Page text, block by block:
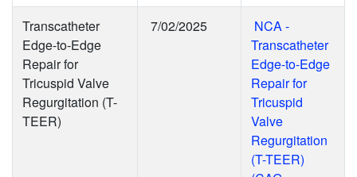
Transcatheter
Edge-to-Edge
Repair for
Tricuspid Valve
Regurgitation (T-
TEER)
7/02/2025
NCA -
Transcatheter
Edge-to-Edge
Repair for
Tricuspid
Valve
Regurgitation
(T-TEER)